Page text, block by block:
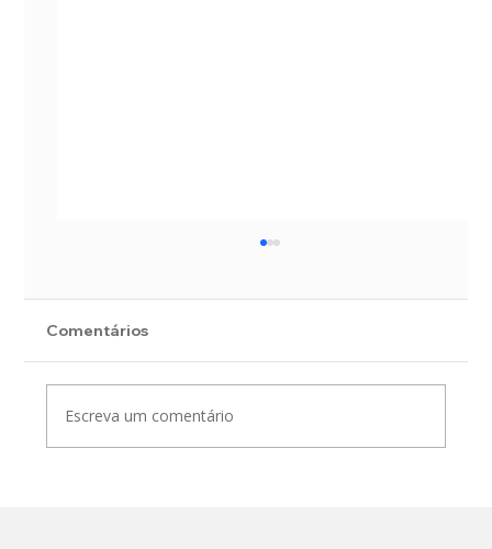
Indicadores Hidrológicos
Comentários
Escreva um comentário